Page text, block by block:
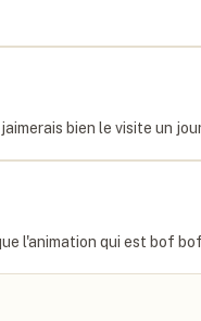
bien le visite un
l'animation qui est bof